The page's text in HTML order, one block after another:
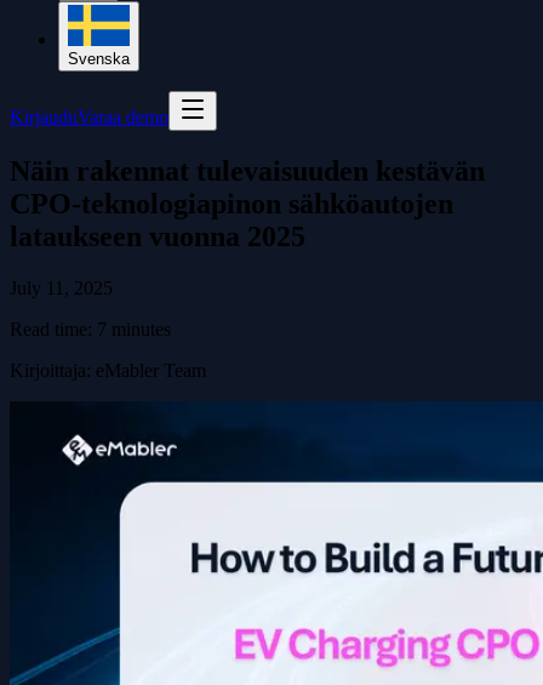
Svenska
KirjauduVaraa demo
Näin rakennat tulevaisuuden kestävän
CPO-teknologiapinon sähköautojen
lataukseen vuonna 2025
July 11, 2025
Read time: 7 minutes
Kirjoittaja: eMabler Team